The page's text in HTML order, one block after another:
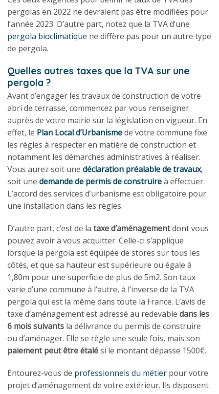
pergolas en 2022 ne devraient pas être modifiées pour
l’année 2023. D’autre part, notez que la TVA d’une
pergola bioclimatique ne diffère pas pour un autre type
de pergola.
Quelles autres taxes que la TVA sur une
pergola ?
Avant d’engager les travaux de construction de votre
abri de terrasse, commencez par vous renseigner
auprès de votre mairie sur la législation en vigueur. En
effet, le Plan Local d’Urbanismede votre commune fixe
les règles à respecter en matière de construction et
notamment les démarches administratives à réaliser.
Vous aurez soit une déclaration préalable de travaux,
soit une demande de permis de construireà effectuer.
L’accord des services d’urbanisme est obligatoire pour
une installation dans les règles.
D’autre part, c’est de la taxe d’aménagementdont vous
pouvez avoir à vous acquitter. Celle-ci s’applique
lorsque la pergola est équipée de stores sur tous les
côtés, et que sa hauteur est supérieure ou égale à
1,80m pour une superficie de plus de 5m2. Son taux
varie d’une commune à l’autre, à l’inverse de la TVA
pergola qui est la même dans toute la France. L’avis de
taxe d’aménagement est adressé au redevable dans les
6 mois suivants la délivrance du permis de construire
ou d’aménager. Elle se règle une seule fois, mais son
paiement peut être étalési le montant dépasse 1500€.
Entourez-vous de professionnels du métier pour votre
projet d’aménagement de votre extérieur. Ils disposent